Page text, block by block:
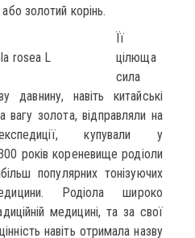
золотий корінь.
rosea L
Її
цілюща
сила
навіть китайські
вагу золота, відправляли на
купували у
років кореневище родіоли
популярних тонізуючих
Родіола широко
медицині, та за свої
навіть отримала назву